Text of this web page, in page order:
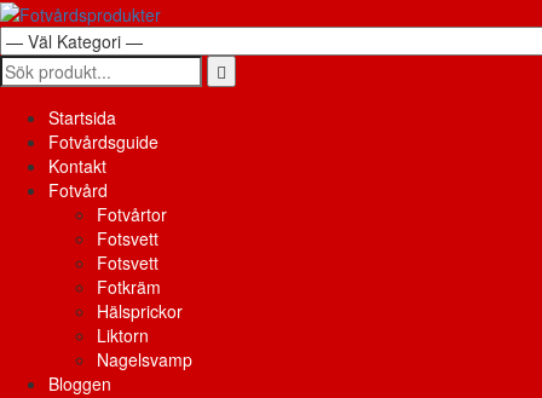
Skip
to
content
Search
for:
Primary
Menu
Startsida
Fotvårdsguide
Kontakt
Fotvård
Fotvårtor
Fotsvett
Fotsvett
Fotkräm
Hälsprickor
Liktorn
Nagelsvamp
Bloggen